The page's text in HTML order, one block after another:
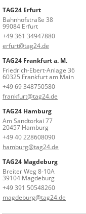
TAG24 Erfurt
Bahnhofstraße 38
99084 Erfurt
+49 361 34947880
erfurt@tag24.de
TAG24 Frankfurt a. M.
Friedrich-Ebert-Anlage 36
60325 Frankfurt am Main
+49 69 348750580
frankfurt@tag24.de
TAG24 Hamburg
Am Sandtorkai 77
20457 Hamburg
+49 40 228608090
hamburg@tag24.de
TAG24 Magdeburg
Breiter Weg 8-10A
39104 Magdeburg
+49 391 50548260
magdeburg@tag24.de